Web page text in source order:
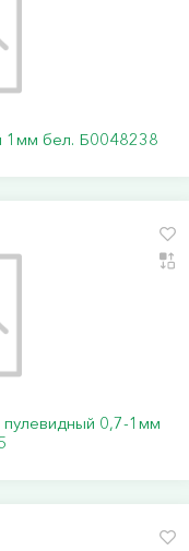
1мм бел. Б0048238
0,7-1мм